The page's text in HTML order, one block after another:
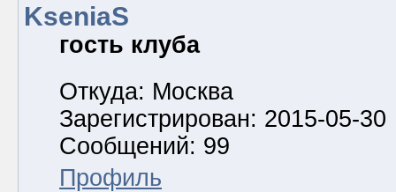
KseniaS
гость клуба
Откуда: Москва
Зарегистрирован: 2015-05-30
Сообщений: 99
Профиль